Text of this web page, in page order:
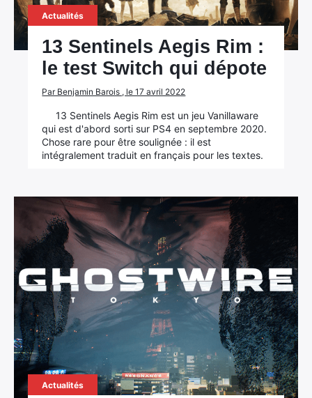
Actualités
13 Sentinels Aegis Rim :
le test Switch qui dépote
Par Benjamin Barois , le 17 avril 2022
13 Sentinels Aegis Rim est un jeu Vanillaware
qui est d'abord sorti sur PS4 en septembre 2020.
Chose rare pour être soulignée : il est
intégralement traduit en français pour les textes.
Actualités